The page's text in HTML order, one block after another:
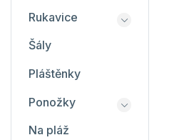
Rukavice
Šály
Pláštěnky
Ponožky
Na pláž